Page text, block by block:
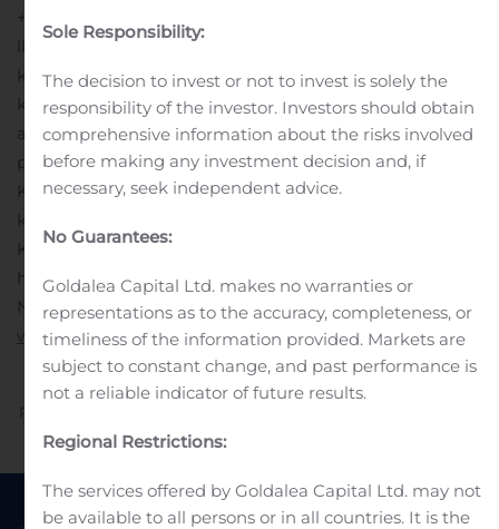
+34 630 067 484
lluis.sabate (a) kemira.com
kemianyhtiö, joka palvelee asiakkaita runsaasti vettä
käyttävillä teollisuudenaloilla. Kilpailuetumme perustuu
asiakkaiden prosessi- ja resurssitehokkuutta sekä laatua
parhaiten tukeviin tuotteisiin ja asiantuntemukseen.
Keskitymme massa- ja paperi-, öljy- ja
kaasuteollisuuteen sekä veden käsittelyyn. Vuonna 2018
Kemiran liikevaihto oli noin 2,6 miljardia euroa ja
henkilöstön määrä 4 915. Kemiran osakkeet on listattu
Nasdaq Helsingissä.
www.kemira.com
Previous
Sole Responsibility:
The decision to invest or not to invest is solely the
responsibility of the investor. Investors should obtain
comprehensive information about the risks involved
before making any investment decision and, if
necessary, seek independent advice.
No Guarantees:
Goldalea Capital Ltd. makes no warranties or
representations as to the accuracy, completeness, or
timeliness of the information provided. Markets are
subject to constant change, and past performance is
not a reliable indicator of future results.
Regional Restrictions:
The services offered by Goldalea Capital Ltd. may not
be available to all persons or in all countries. It is the